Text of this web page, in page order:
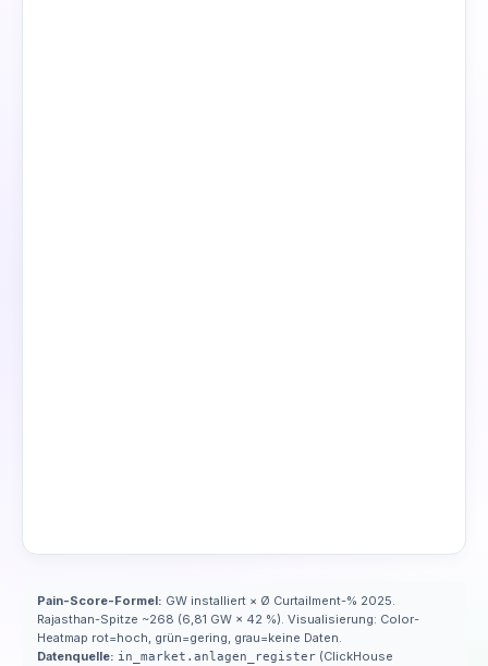
Pain-Score-Formel: GW installiert × Ø Curtailment-% 2025.
Rajasthan-Spitze ~268 (6,81 GW × 42 %). Visualisierung: Color-
Heatmap rot=hoch, grün=gering, grau=keine Daten.
Datenquelle: in_market.anlagen_register (ClickHouse